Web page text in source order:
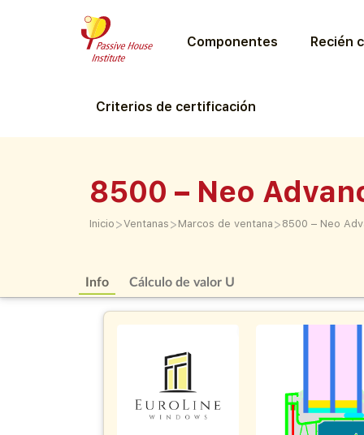
Componentes Recién
Criterios de certificación
8500 – Neo
Inicio >Ventanas > Marcos de ventana > 8500 – Neo
Info Cálculo de valor U